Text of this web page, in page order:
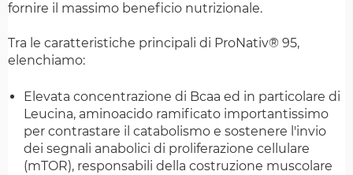
fornire il massimo beneficio nutrizionale.
Tra le caratteristiche principali di ProNativ® 95,
elenchiamo:
Elevata concentrazione di Bcaa ed in particolare di
Leucina, aminoacido ramificato importantissimo
per contrastare il catabolismo e sostenere l'invio
dei segnali anabolici di proliferazione cellulare
(mTOR), responsabili della costruzione muscolare